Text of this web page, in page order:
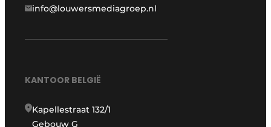
info@louwersmediagroep.nl
KANTOOR BELGIË
Kapellestraat 132/1
Gebouw G